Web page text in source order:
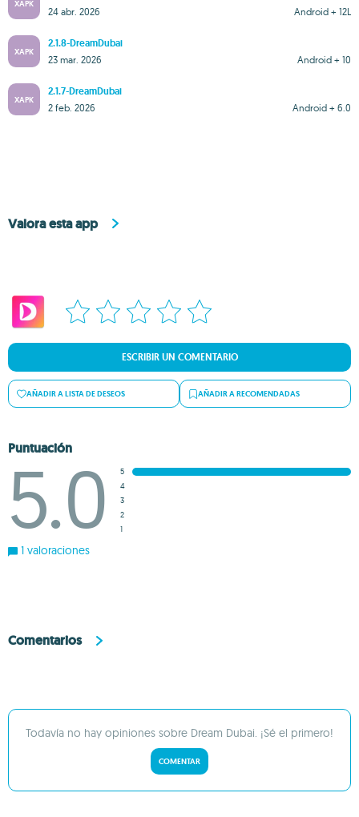
XAPK
Android + 12L
24 abr. 2026
XAPK
2.1.8-DreamDubai
Android + 10
23 mar. 2026
XAPK
2.1.7-DreamDubai
Android + 6.0
2 feb. 2026
Valora esta app
ESCRIBIR UN COMENTARIO
AÑADIR A LISTA DE DESEOS AÑADIR A RECOMENDADAS
Puntuación
5.0
5
4
3
2
1
1 valoraciones
Comentarios
Todavía no hay opiniones sobre Dream Dubai. ¡Sé el primero!
COMENTAR